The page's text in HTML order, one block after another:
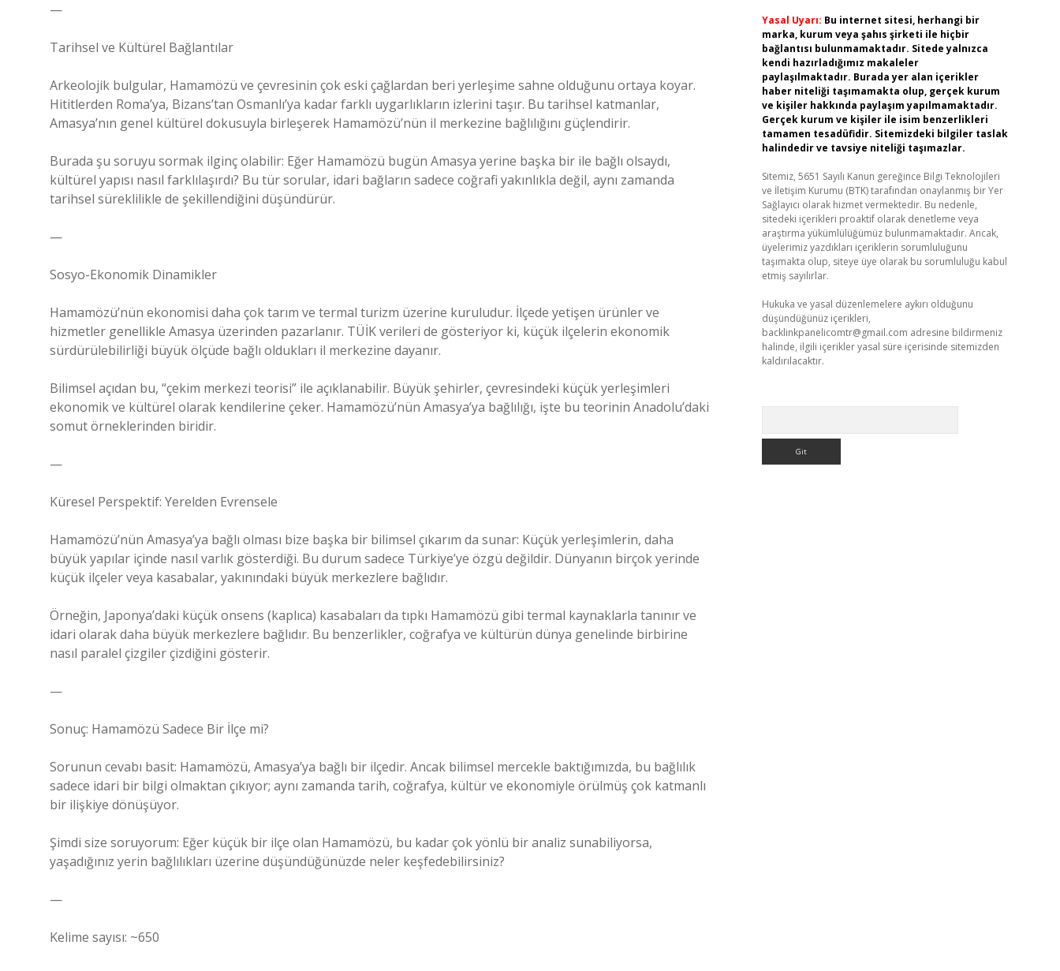
—
Tarihsel ve Kültürel Bağlantılar
Arkeolojik bulgular, Hamamözü ve çevresinin çok eski çağlardan beri yerleşime sahne olduğunu ortaya koyar.
Hititlerden Roma’ya, Bizans’tan Osmanlı’ya kadar farklı uygarlıkların izlerini taşır. Bu tarihsel katmanlar,
Amasya’nın genel kültürel dokusuyla birleşerek Hamamözü’nün il merkezine bağlılığını güçlendirir.
Burada şu soruyu sormak ilginç olabilir: Eğer Hamamözü bugün Amasya yerine başka bir ile bağlı olsaydı,
kültürel yapısı nasıl farklılaşırdı? Bu tür sorular, idari bağların sadece coğrafi yakınlıkla değil, aynı zamanda
tarihsel süreklilikle de şekillendiğini düşündürür.
—
Sosyo-Ekonomik Dinamikler
Hamamözü’nün ekonomisi daha çok tarım ve termal turizm üzerine kuruludur. İlçede yetişen ürünler ve
hizmetler genellikle Amasya üzerinden pazarlanır. TÜİK verileri de gösteriyor ki, küçük ilçelerin ekonomik
sürdürülebilirliği büyük ölçüde bağlı oldukları il merkezine dayanır.
Bilimsel açıdan bu, “çekim merkezi teorisi” ile açıklanabilir. Büyük şehirler, çevresindeki küçük yerleşimleri
ekonomik ve kültürel olarak kendilerine çeker. Hamamözü’nün Amasya’ya bağlılığı, işte bu teorinin Anadolu’daki
somut örneklerinden biridir.
—
Küresel Perspektif: Yerelden Evrensele
Hamamözü’nün Amasya’ya bağlı olması bize başka bir bilimsel çıkarım da sunar: Küçük yerleşimlerin, daha
büyük yapılar içinde nasıl varlık gösterdiği. Bu durum sadece Türkiye’ye özgü değildir. Dünyanın birçok yerinde
küçük ilçeler veya kasabalar, yakınındaki büyük merkezlere bağlıdır.
Örneğin, Japonya’daki küçük onsens (kaplıca) kasabaları da tıpkı Hamamözü gibi termal kaynaklarla tanınır ve
idari olarak daha büyük merkezlere bağlıdır. Bu benzerlikler, coğrafya ve kültürün dünya genelinde birbirine
nasıl paralel çizgiler çizdiğini gösterir.
—
Sonuç: Hamamözü Sadece Bir İlçe mi?
Sorunun cevabı basit: Hamamözü, Amasya’ya bağlı bir ilçedir. Ancak bilimsel mercekle baktığımızda, bu bağlılık
sadece idari bir bilgi olmaktan çıkıyor; aynı zamanda tarih, coğrafya, kültür ve ekonomiyle örülmüş çok katmanlı
bir ilişkiye dönüşüyor.
Şimdi size soruyorum: Eğer küçük bir ilçe olan Hamamözü, bu kadar çok yönlü bir analiz sunabiliyorsa,
yaşadığınız yerin bağlılıkları üzerine düşündüğünüzde neler keşfedebilirsiniz?
—
Kelime sayısı: ~650
Yasal Uyarı: Bu internet sitesi, herhangi bir
marka, kurum veya şahıs şirketi ile hiçbir
bağlantısı bulunmamaktadır. Sitede yalnızca
kendi hazırladığımız makaleler
paylaşılmaktadır. Burada yer alan içerikler
haber niteliği taşımamakta olup, gerçek kurum
ve kişiler hakkında paylaşım yapılmamaktadır.
Gerçek kurum ve kişiler ile isim benzerlikleri
tamamen tesadüfidir. Sitemizdeki bilgiler taslak
halindedir ve tavsiye niteliği taşımazlar.
Sitemiz, 5651 Sayılı Kanun gereğince Bilgi Teknolojileri
ve İletişim Kurumu (BTK) tarafından onaylanmış bir Yer
Sağlayıcı olarak hizmet vermektedir. Bu nedenle,
sitedeki içerikleri proaktif olarak denetleme veya
araştırma yükümlülüğümüz bulunmamaktadır. Ancak,
üyelerimiz yazdıkları içeriklerin sorumluluğunu
taşımakta olup, siteye üye olarak bu sorumluluğu kabul
etmiş sayılırlar.
Hukuka ve yasal düzenlemelere aykırı olduğunu
düşündüğünüz içerikleri,
backlinkpanelicomtr@gmail.com adresine bildirmeniz
halinde, ilgili içerikler yasal süre içerisinde sitemizden
kaldırılacaktır.